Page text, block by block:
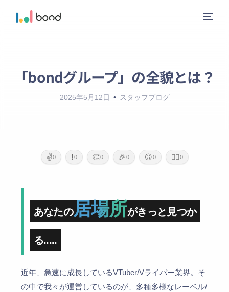
「bondグループ」の全貌とは？
2025年5月12日 スタッフブログ
✌️0 ❗0 👏0 🎉0 🙃0 🙇‍♂️0
あなたの居場所がきっと見つか
る.....
近年、急速に成長しているVTuber/Vライバー業界。そ
の中で我々が運営しているのが、多種多様なレーベル/
ニュース
会社概要
ガイドライン